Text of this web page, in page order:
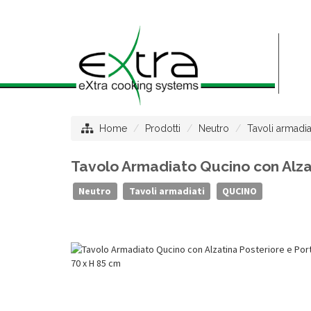
Home Prodotti Neutro Tavoli
Tavolo Armadiato Qucino con
Neutro Tavoli armadiati QUCINO